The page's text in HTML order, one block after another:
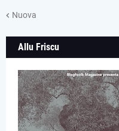
Nuova
Allu Friscu